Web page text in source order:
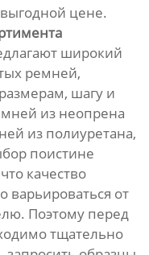
цене.
широкий
ремней,
шагу и
из неопрена
из полиуретана,
поистине
качество
варьироваться от
Поэтому перед
тщательно